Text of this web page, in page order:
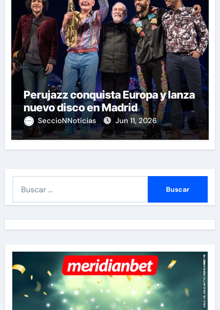
Perujazz conquista Europa y lanza
nuevo disco en Madrid
SeccioNNoticias Jun 11, 2026
r
: